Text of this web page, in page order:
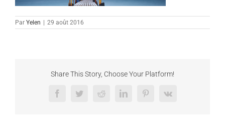
Par Yelen 29 août 2016
Share This Story, Choose Your Platform!
FacebookTwitterRedditLinkedInPinterest
Vk